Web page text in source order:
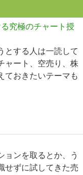
究極のチャート授
とする人は一読して
ャート、空売り、株
ておきたいテーマも
ョンを取るとか、う
せずに試してきた売